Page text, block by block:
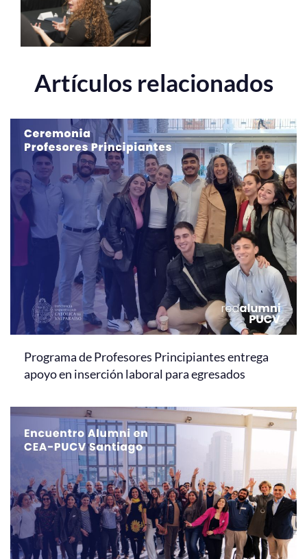
Artículos relacionados
Programa de Profesores Principiantes entrega
apoyo en inserción laboral para egresados